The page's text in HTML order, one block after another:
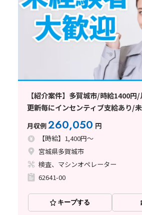
【紹介案件】多賀城市/時給1400
更新毎にインセンティブ支給あり/
月収例260,050 円
【時給】1,400円～
宮城県多賀城市
検査、マシンオペレーター
62641-00
キープする